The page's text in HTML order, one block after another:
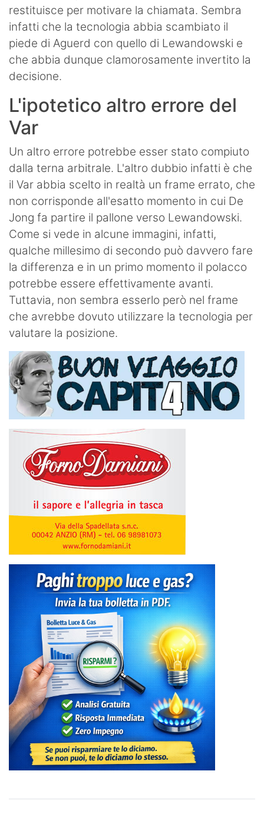
restituisce per motivare la chiamata. Sembra
infatti che la tecnologia abbia scambiato il
piede di Aguerd con quello di Lewandowski e
che abbia dunque clamorosamente invertito la
decisione.
L'ipotetico altro errore del
Var
Un altro errore potrebbe esser stato compiuto
dalla terna arbitrale. L'altro dubbio infatti è che
il Var abbia scelto in realtà un frame errato, che
non corrisponde all'esatto momento in cui De
Jong fa partire il pallone verso Lewandowski.
Come si vede in alcune immagini, infatti,
qualche millesimo di secondo può davvero fare
la differenza e in un primo momento il polacco
potrebbe essere effettivamente avanti.
Tuttavia, non sembra esserlo però nel frame
che avrebbe dovuto utilizzare la tecnologia per
valutare la posizione.